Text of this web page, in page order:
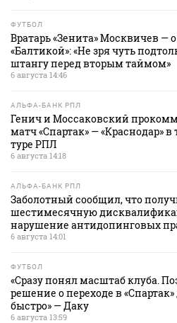
ФУТБОЛ
Вратарь «Зенита» Москвичев —
«Балтикой»: «Не зря чуть
штангу перед вторым таймом»
6 августа 14:46
АЛЬФА-БАНК РПЛ
Генич и Моссаковский
матч «Спартак» — «Краснодар» в
туре РПЛ
6 августа 14:18
АЛЬФА-БАНК РПЛ
Заболотный сообщил, что
шестимесячную
нарушение антидопинговых
6 августа 14:01
ФУТБОЛ
«Сразу понял масштаб клуба.
решение о переходе в «Спартак»
быстро» — Даку
6 августа 13:59